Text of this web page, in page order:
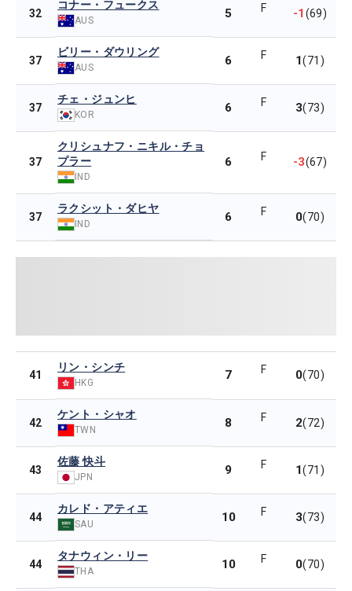
32
コナー・フュークス
AUS 5 F -1(69)
37
ビリー・ダウリング
AUS 6 F 1(71)
37
チェ・ジュンヒ
KOR 6 F 3(73)
37
クリシュナフ・ニキル・チョ
プラー
IND
6 F -3(67)
37
ラクシット・ダヒヤ
IND 6 F 0(70)
41
リン・シンチ
HKG
7 F 0(70)
42
ケント・シャオ
TWN 8 F 2(72)
43
佐藤 快斗
JPN 9 F 1(71)
44
カレド・アティエ
SAU 10 F 3(73)
44
タナウィン・リー
THA 10 F 0(70)